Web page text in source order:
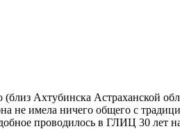
Ахтубинска Астраханской
имела ничего общего с
проводилось в ГЛИЦ 30 лет